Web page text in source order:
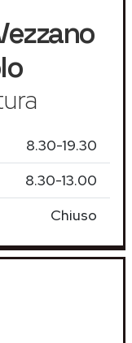
8.30-19.30
8.30-13.00
Chiuso